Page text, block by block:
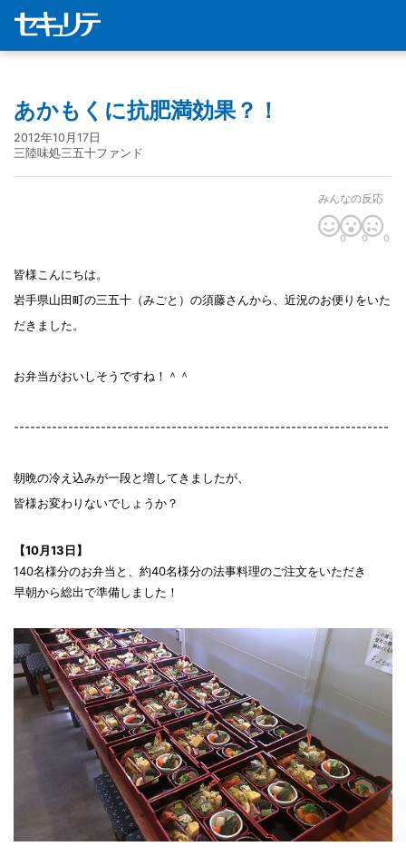
あかもくに抗肥満効果？！
2012年10月17日
三陸味処三五十ファンド
みんなの反応
0 0 0
皆様こんにちは。
岩手県山田町の三五十（みごと）の須藤さんから、近況のお便りをいた
だきました。
お弁当がおいしそうですね！＾＾
---------------------------------------------------------------------
朝晩の冷え込みが一段と増してきましたが、
皆様お変わりないでしょうか？
【10月13日】
140名様分のお弁当と、約40名様分の法事料理のご注文をいただき
早朝から総出で準備しました！